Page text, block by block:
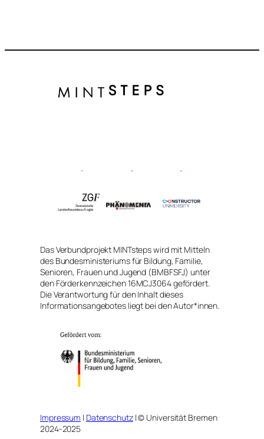
Das Verbundprojekt MINTsteps wird mit Mitteln
des Bundesministeriums für Bildung, Familie,
Senioren, Frauen und Jugend (BMBFSFJ) unter
den Förderkennzeichen 16MCJ3064 gefördert.
Die Verantwortung für den Inhalt dieses
Informationsangebotes liegt bei den Autor*innen.
Impressum | Datenschutz| © Universität Bremen
2024-2025